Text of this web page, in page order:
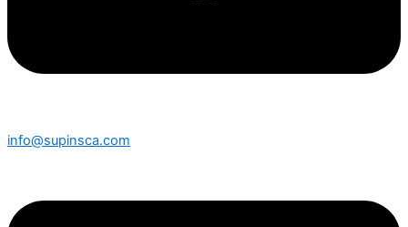
info@supinsca.com